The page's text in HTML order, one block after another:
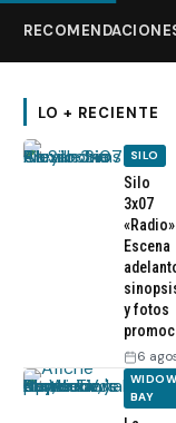
LO + RECIENTE
SILO
Silo
3x07
Escena
y fotos
6
BAY